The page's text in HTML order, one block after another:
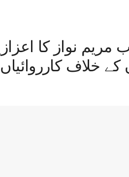
مریم نواز کا
کے خلاف